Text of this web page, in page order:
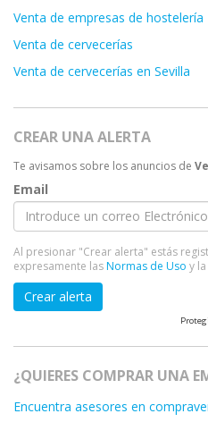
Venta de empresas de hostelería
Venta de cervecerías
Venta de cervecerías en Sevilla
CREAR UNA ALERTA
Te avisamos sobre los anuncios de
Email
Al presionar "Crear alerta" estás
expresamente lasNormas de Uso y la
Crear alerta
¿QUIERES COMPRAR UNA
Encuentra asesores en